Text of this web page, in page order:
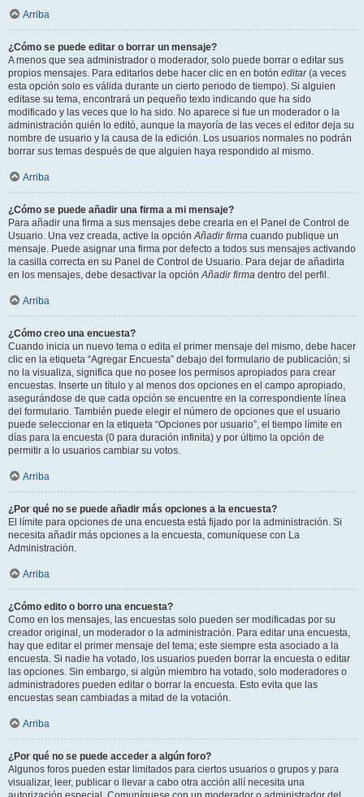
Arriba
¿Cómo se puede editar o borrar un mensaje?
A menos que sea administrador o moderador, solo puede borrar o editar sus
propios mensajes. Para editarlos debe hacer clic en en botón editar(a veces
esta opción solo es válida durante un cierto periodo de tiempo). Si alguien
editase su tema, encontrará un pequeño texto indicando que ha sido
modificado y las veces que lo ha sido. No aparece si fue un moderador o la
administración quién lo editó, aunque la mayoría de las veces el editor deja su
nombre de usuario y la causa de la edición. Los usuarios normales no podrán
borrar sus temas después de que alguien haya respondido al mismo.
Arriba
¿Cómo se puede añadir una firma a mi mensaje?
Para añadir una firma a sus mensajes debe crearla en el Panel de Control de
Usuario. Una vez creada, active la opciónAñadir firma cuando publique un
mensaje. Puede asignar una firma por defecto a todos sus mensajes activando
la casilla correcta en su Panel de Control de Usuario. Para dejar de añadirla
en los mensajes, debe desactivar la opciónAñadir firma dentro del perfil.
Arriba
¿Cómo creo una encuesta?
Cuando inicia un nuevo tema o edita el primer mensaje del mismo, debe hacer
clic en la etiqueta “Agregar Encuesta” debajo del formulario de publicación; si
no la visualiza, significa que no posee los permisos apropiados para crear
encuestas. Inserte un título y al menos dos opciones en el campo apropiado,
asegurándose de que cada opción se encuentre en la correspondiente línea
del formulario. También puede elegir el número de opciones que el usuario
puede seleccionar en la etiqueta “Opciones por usuario”, el tiempo límite en
días para la encuesta (0 para duración infinita) y por último la opción de
permitir a lo usuarios cambiar su votos.
Arriba
¿Por qué no se puede añadir más opciones a la encuesta?
El límite para opciones de una encuesta está fijado por la administración. Si
necesita añadir más opciones a la encuesta, comuníquese con La
Administración.
Arriba
¿Cómo edito o borro una encuesta?
Como en los mensajes, las encuestas solo pueden ser modificadas por su
creador original, un moderador o la administración. Para editar una encuesta,
hay que editar el primer mensaje del tema; este siempre esta asociado a la
encuesta. Si nadie ha votado, los usuarios pueden borrar la encuesta o editar
las opciones. Sin embargo, si algún miembro ha votado, solo moderadores o
administradores pueden editar o borrar la encuesta. Esto evita que las
encuestas sean cambiadas a mitad de la votación.
Arriba
¿Por qué no se puede acceder a algún foro?
Algunos foros pueden estar limitados para ciertos usuarios o grupos y para
visualizar, leer, publicar o llevar a cabo otra acción allí necesita una